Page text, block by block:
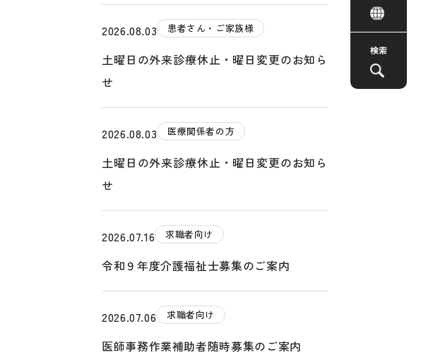
検索
2026.08.03 患者さん・ご家族様
土曜日の外来診療休止・曜日変更のお知ら
せ
2026.08.03 医療関係者の方
土曜日の外来診療休止・曜日変更のお知ら
せ
2026.07.16 求職者向け
令和９年度介護福祉士募集のご案内
2026.07.06 求職者向け
医師事務作業補助者随時募集のご案内